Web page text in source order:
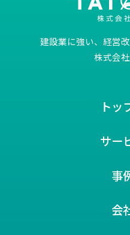
建設業に強い、経営
株式会
会
事
サー
トッ